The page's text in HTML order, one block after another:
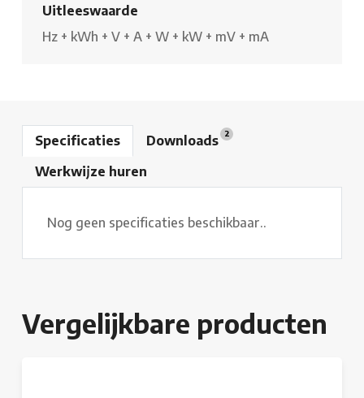
Uitleeswaarde
Hz + kWh + V + A + W + kW + mV + mA
Specificaties Downloads 2
Werkwijze huren
Nog geen specificaties beschikbaar..
Vergelijkbare producten